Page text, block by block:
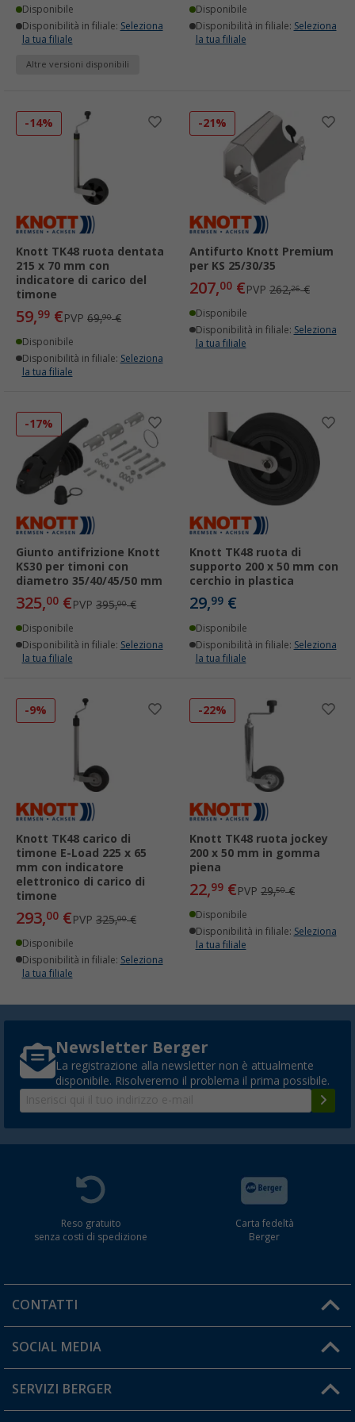
Disponibile
Disponibilità in filiale: Seleziona
la tua filiale
Altre versioni disponibili
Disponibile
Disponibilità in filiale: Seleziona
la tua filiale
-14%
Knott TK48 ruota dentata
215 x 70 mm con
indicatore di carico del
timone
59,99 €PVP 69,90€
Disponibile
Disponibilità in filiale: Seleziona
la tua filiale
-21%
Antifurto Knott Premium
per KS 25/30/35
207,00 €PVP 262,26€
Disponibile
Disponibilità in filiale: Seleziona
la tua filiale
-17%
Giunto antifrizione Knott
KS30 per timoni con
diametro 35/40/45/50 mm
325,00 €PVP 395,00€
Disponibile
Disponibilità in filiale: Seleziona
la tua filiale
Knott TK48 ruota di
supporto 200 x 50 mm con
cerchio in plastica
29,99 €
Disponibile
Disponibilità in filiale: Seleziona
la tua filiale
-9%
Knott TK48 carico di
timone E-Load 225 x 65
mm con indicatore
elettronico di carico di
timone
293,00 €PVP 325,00€
Disponibile
Disponibilità in filiale: Seleziona
la tua filiale
-22%
Knott TK48 ruota jockey
200 x 50 mm in gomma
piena
22,99 €PVP 29,50€
Disponibile
Disponibilità in filiale: Seleziona
la tua filiale
Newsletter Berger
La registrazione alla newsletter non è attualmente
disponibile. Risolveremo il problema il prima possibile.
Reso gratuito
senza costi di spedizione
Carta fedeltà
Berger
CONTATTI
Orari di apertura del servizio:
Hai una domanda?
SOCIAL MEDIA
SERVIZI BERGER